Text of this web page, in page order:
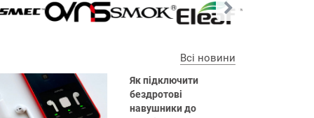
Всі новини
Як підключити
бездротові
навушники до